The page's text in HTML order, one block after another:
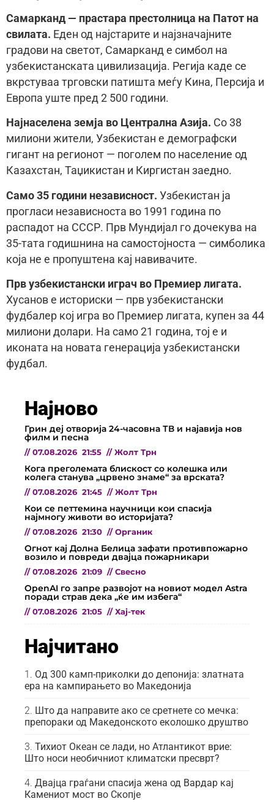
Самарканд — прастара престолница на Патот на
свилата. Еден од најстарите и најзначајните
градови на светот, Самарканд е симбол на
узбекистанската цивилизација. Регија каде се
вкрстуваа трговски патишта меѓу Кина, Персија и
Европа уште пред 2 500 години.
Најнаселена земја во Централна Азија. Со 38
милиони жители, Узбекистан е демографски
гигант на регионот — поголем по население од
Казахстан, Таџикистан и Киргистан заедно.
Само 35 години независност. Узбекистан ја
прогласи независноста во 1991 година по
распадот на СССР. Прв Мундијал го дочекува на
35-тата годишнина на самостојноста — симболика
која не е пропуштена кај навивачите.
Прв узбекистански играч во Премиер лигата.
Хусанов е историски — прв узбекистански
фудбалер кој игра во Премиер лигата, купен за 44
милиони долари. На само 21 година, тој е и
иконата на новата генерација узбекистански
фудбал.
Најново
Грин деј отворија 24-часовна ТВ и најавија нов
филм и песна
// 07.08.2026 21:55 // Жолт Трн
Кога преголемата блискост со колешка или
колега станува „црвено знаме“ за врската?
// 07.08.2026 21:45 // Жолт Трн
Кои се петтемина научници кои спасија
најмногу животи во историјата?
// 07.08.2026 21:30 // Органик
Огнот кај Долна Белица зафати противпожарно
возило и повреди двајца пожарникари
// 07.08.2026 21:09 // Свесно
OpenAI го запре развојот на новиот модел Astra
поради страв дека „ќе им избега“
// 07.08.2026 21:05 // Хај-тек
Најчитано
Од 300 камп-приколки до депонија: златната
ера на кампирањето во Македонија
Што да направите ако се сретнете со мечка:
препораки од Македонското еколошко друштво
Тихиот Океан се лади, но Атлантикот врие:
Што носи необичниот климатски пресврт?
Двајца граѓани спасија жена од Вардар кај
Камениот мост во Скопје